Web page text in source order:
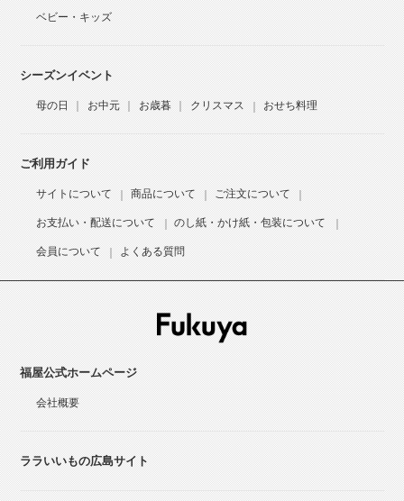
ベビー・キッズ
シーズンイベント
母の日 お中元 お歳暮 クリスマス おせち料理
ご利用ガイド
サイトについて 商品について ご注文について
お支払い・配送について のし紙・かけ紙・包装について
会員について よくある質問
福屋公式ホームページ
会社概要
ララいいもの広島サイト